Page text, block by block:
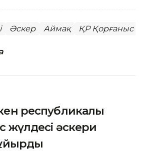
Әскер Аймақ ҚР Қорғаныс
республикалық
жүлдесі әскери